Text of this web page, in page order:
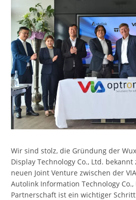
Wir sind stolz, die Gründung der
Display Technology Co., Ltd.
neuen Joint Venture zwischen der
Autolink Information Technology Co.,
Partnerschaft ist ein wichtiger